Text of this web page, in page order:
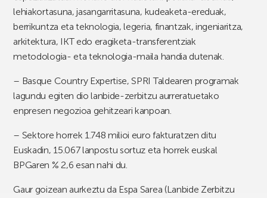
lehiakortasuna, jasangarritasuna, kudeaketa-ereduak,
berrikuntza eta teknologia, legeria, finantzak, ingeniaritza,
arkitektura, IKT edo eragiketa-transferentziak
metodologia- eta teknologia-maila handia dutenak.
– Basque Country Expertise, SPRI Taldearen programak
lagundu egiten dio lanbide-zerbitzu aurreratuetako
enpresen negozioa gehitzeari kanpoan.
– Sektore horrek 1.748 milioi euro fakturatzen ditu
Euskadin, 15.067 lanpostu sortuz eta horrek euskal
BPGaren % 2,6 esan nahi du.
Gaur goizean aurkeztu da Espa Sarea (Lanbide Zerbitzu